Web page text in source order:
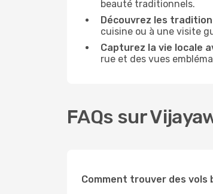
beauté traditionnels.
Découvrez les
cuisine ou à une visite
Capturez la vie locale
rue et des vues
FAQs sur
Comment trouver des vols